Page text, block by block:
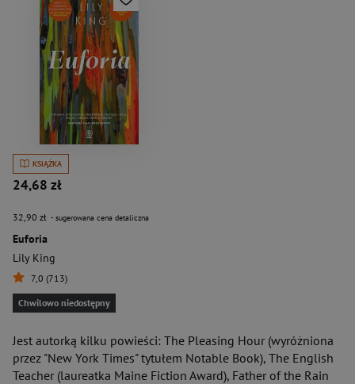
KSIĄŻKA
24,68 zł
32,90 zł - sugerowana cena detaliczna
Euforia
Lily King
7,0 (713)
Chwilowo niedostępny
Jest autorką kilku powieści: The Pleasing Hour (wyróżniona
przez "New York Times" tytułem Notable Book), The English
Teacher (laureatka Maine Fiction Award), Father of the Rain